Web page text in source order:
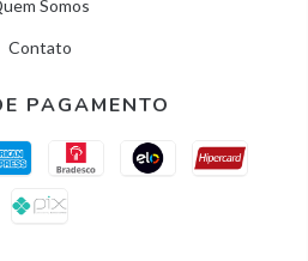
Somos
Contato
PAGAMENTO